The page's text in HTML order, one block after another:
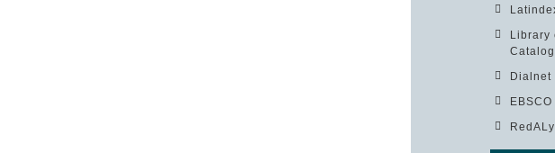
Library
Dialnet
EBSCO